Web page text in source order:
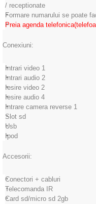
/ receptionate
Formare numarului se poate
Preia agenda
Conexiuni:
Intrari video 1
Intrari audio 2
Iesire video 2
Iesire audio 4
Intrare camera reverse 1
Slot sd
Usb
Ipod
Accesorii:
Conectori + cabluri
Telecomanda IR
Card sd/micro sd 2gb